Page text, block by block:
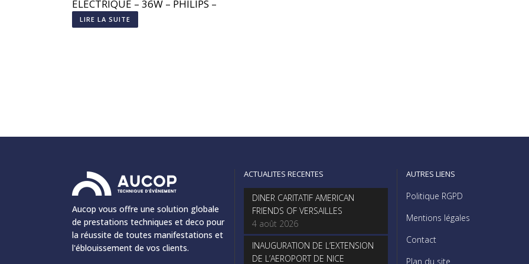
ÉLECTRIQUE – 36W – PHILIPS –
TCW060
LIRE LA SUITE
Aucop vous offre une solution globale
de prestations techniques et deco pour
la réussite de toutes manifestations et
l'éblouissement de vos clients.
ACTUALITES RECENTES
DINER CARITATIF AMERICAN
FRIENDS OF VERSAILLES
4 août 2026
INAUGURATION DE L’EXTENSION
DE L’AEROPORT DE NICE
AUTRES LIENS
Politique RGPD
Mentions légales
Contact
Plan du site